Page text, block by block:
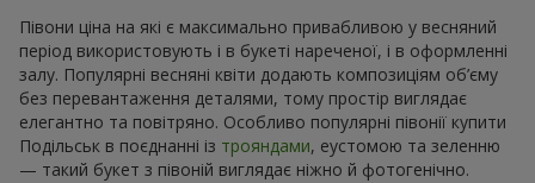
Півони ціна на які є максимально привабливою у весняний
період використовують і в букеті нареченої, і в оформленні
залу. Популярні весняні квіти додають композиціям об’єму
без перевантаження деталями, тому простір виглядає
елегантно та повітряно. Особливо популярні півонії купити
Подільськ в поєднанні із трояндами, еустомою та зеленню
— такий букет з півоній виглядає ніжно й фотогенічно.